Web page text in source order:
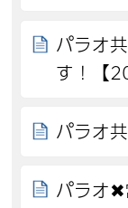
パラオ
す！【
パラオ
パラオ✖